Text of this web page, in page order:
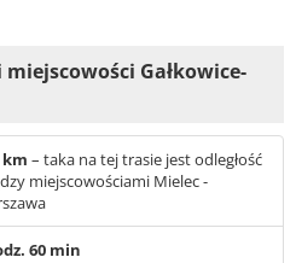
miejscowości Gałkowice-
km – taka na tej trasie jest odległość
miejscowościami Mielec -
60 min